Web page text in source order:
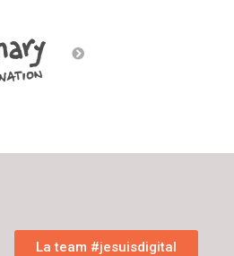
La team #jesuisdigital